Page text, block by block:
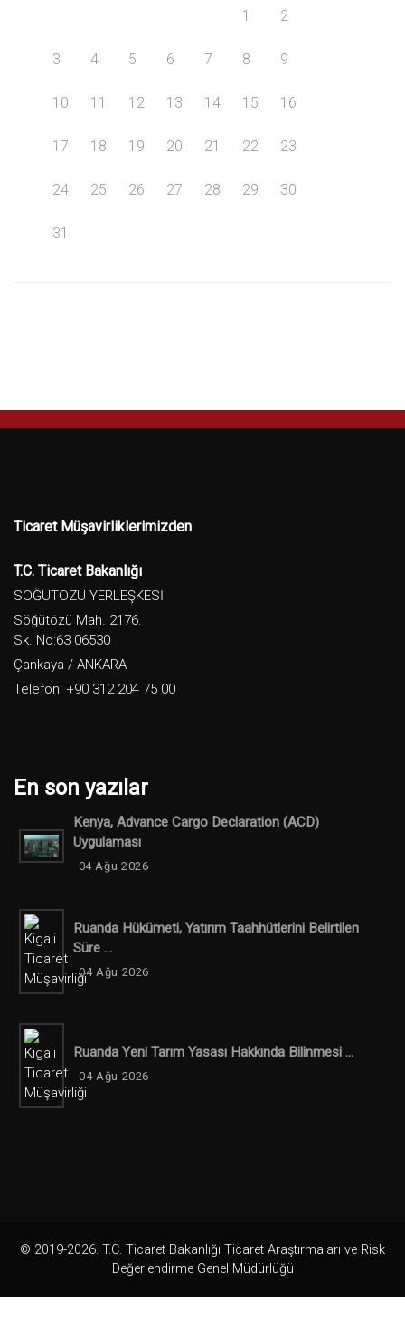
1 2
3 4 5 6 7 8 9
10 11 12 13 14 15 16
17 18 19 20 21 22 23
24 25 26 27 28 29 30
31
Ticaret Müşavirliklerimizden
T.C. Ticaret Bakanlığı
SÖĞÜTÖZÜ YERLEŞKESİ
Söğütözü Mah. 2176.
Sk. No:63 06530
Çankaya / ANKARA
Telefon: +90 312 204 75 00
En son yazılar
Kenya, Advance Cargo Declaration (ACD)
Uygulaması
04 Ağu 2026
Ruanda Hükümeti, Yatırım Taahhütlerini Belirtilen
Süre ...
04 Ağu 2026
Ruanda Yeni Tarım Yasası Hakkında Bilinmesi ...
04 Ağu 2026
© 2019-2026. T.C. Ticaret Bakanlığı Ticaret Araştırmaları ve Risk
Değerlendirme Genel Müdürlüğü